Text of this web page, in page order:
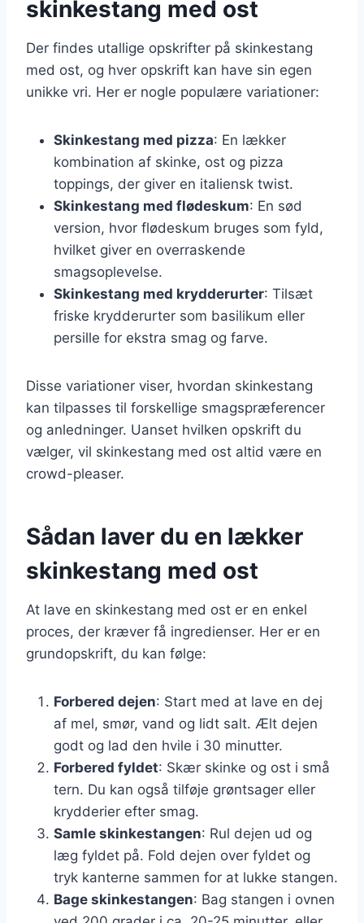
skinkestang med ost
Der findes utallige opskrifter på skinkestang
med ost, og hver opskrift kan have sin egen
unikke vri. Her er nogle populære variationer:
Skinkestang med pizza: En lækker
kombination af skinke, ost og pizza
toppings, der giver en italiensk twist.
Skinkestang med flødeskum: En sød
version, hvor flødeskum bruges som fyld,
hvilket giver en overraskende
smagsoplevelse.
Skinkestang med krydderurter: Tilsæt
friske krydderurter som basilikum eller
persille for ekstra smag og farve.
Disse variationer viser, hvordan skinkestang
kan tilpasses til forskellige smagspræferencer
og anledninger. Uanset hvilken opskrift du
vælger, vil skinkestang med ost altid være en
crowd-pleaser.
Sådan laver du en lækker
skinkestang med ost
At lave en skinkestang med ost er en enkel
proces, der kræver få ingredienser. Her er en
grundopskrift, du kan følge:
Forbered dejen: Start med at lave en dej
af mel, smør, vand og lidt salt. Ælt dejen
godt og lad den hvile i 30 minutter.
Forbered fyldet: Skær skinke og ost i små
tern. Du kan også tilføje grøntsager eller
krydderier efter smag.
Samle skinkestangen: Rul dejen ud og
læg fyldet på. Fold dejen over fyldet og
tryk kanterne sammen for at lukke stangen.
Bage skinkestangen: Bag stangen i ovnen